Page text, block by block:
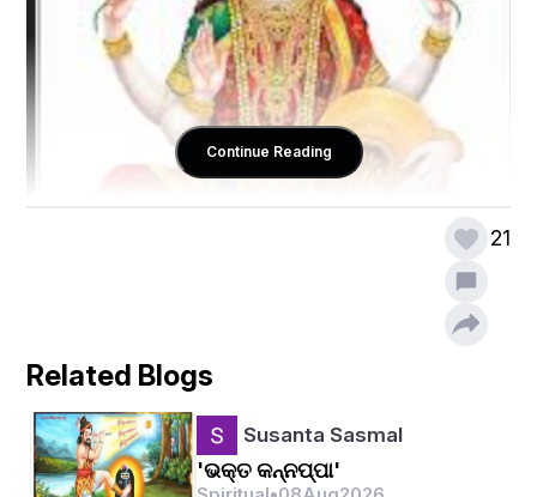
ମହାଲକ୍ଷ୍ମୀ ତୁମେ ହୃଦୟ ମନ୍ଦିରେ,
ବିଶ୍ଵାସ ରେ ବିରାଜିତ,
Continue Reading
21
Related Blogs
Susanta Sasmal
'ଭକ୍ତ କନ୍ନପ୍ପା'